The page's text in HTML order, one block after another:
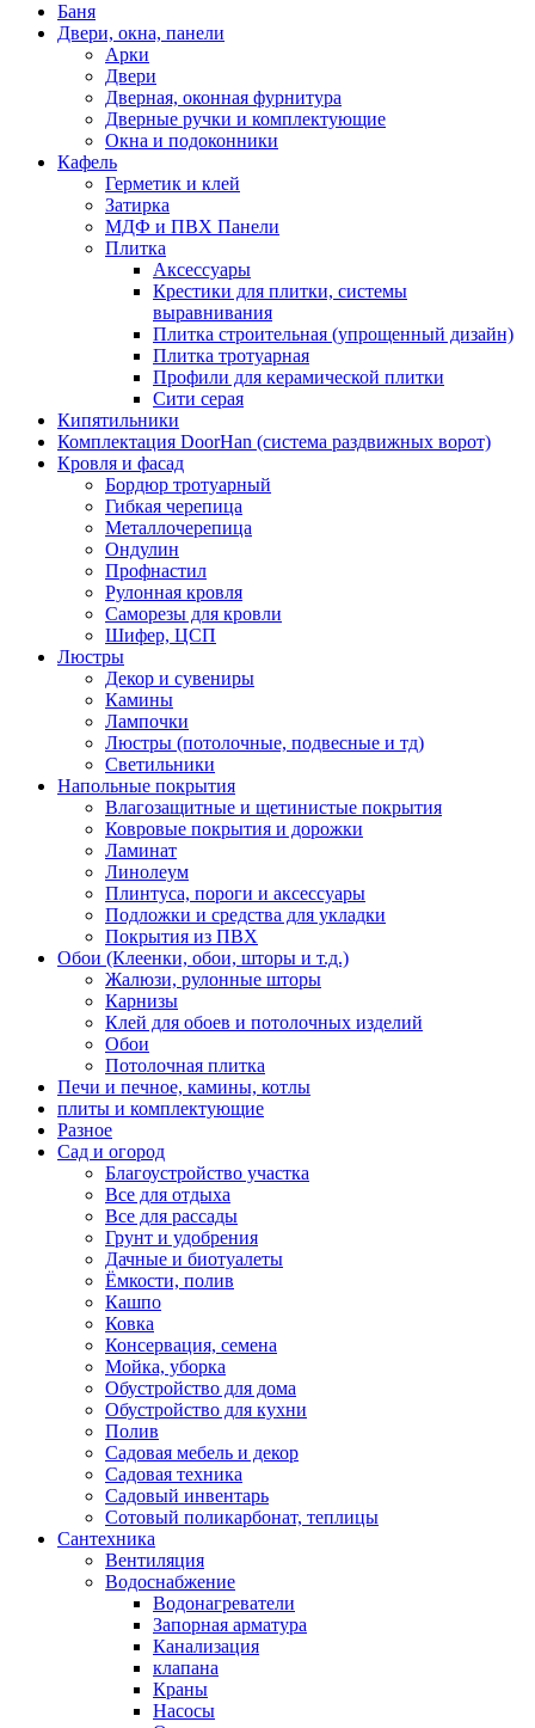
Баня
Двери, окна, панели
Арки
Двери
Дверная, оконная фурнитура
Дверные ручки и комплектующие
Окна и подоконники
Кафель
Герметик и клей
Затирка
МДФ и ПВХ Панели
Плитка
Аксессуары
Крестики для плитки, системы
выравнивания
Плитка строительная (упрощенный дизайн)
Плитка тротуарная
Профили для керамической плитки
Сити серая
Кипятильники
Комплектация DoorHan (система раздвижных ворот)
Кровля и фасад
Бордюр тротуарный
Гибкая черепица
Металлочерепица
Ондулин
Профнастил
Рулонная кровля
Саморезы для кровли
Шифер, ЦСП
Люстры
Декор и сувениры
Камины
Лампочки
Люстры (потолочные, подвесные и тд)
Светильники
Напольные покрытия
Влагозащитные и щетинистые покрытия
Ковровые покрытия и дорожки
Ламинат
Линолеум
Плинтуса, пороги и аксессуары
Подложки и средства для укладки
Покрытия из ПВХ
Обои (Клеенки, обои, шторы и т.д.)
Жалюзи, рулонные шторы
Карнизы
Клей для обоев и потолочных изделий
Обои
Потолочная плитка
Печи и печное, камины, котлы
плиты и комплектующие
Разное
Сад и огород
Благоустройство участка
Все для отдыха
Все для рассады
Грунт и удобрения
Дачные и биотуалеты
Ёмкости, полив
Кашпо
Ковка
Консервация, семена
Мойка, уборка
Обустройство для дома
Обустройство для кухни
Полив
Садовая мебель и декор
Садовая техника
Садовый инвентарь
Сотовый поликарбонат, теплицы
Сантехника
Вентиляция
Водоснабжение
Водонагреватели
Запорная арматура
Канализация
клапана
Краны
Насосы